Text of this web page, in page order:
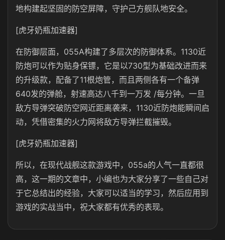
地构建起坚固的防空屏障，守护己方舰队地安全。
[虎牙奶瓶加速器]
在防御层面，055A构建了多层次的防御体系。1130近
防炮可以作为贴身保镖，它是以730型为基础改进而来
的升级款，配备了11根炮管，而且两侧各有一个备弹
640发的弹舱，射速高达八千到一万发 /每分钟。一旦
敌方导弹突破防空网近距离袭来，1130近防炮能瞬间启
动，凭借密集的火力网将敌方导弹拦截摧毁。
[虎牙奶瓶加速器]
所以，在现代战舰这款游戏中，055a的人气一直都很
高，这一期的文章中，小编也为大家分享了一些自己对
于它总结出的经验，大家可以适当的学习，然后应用到
游戏的实战当中，祝大家都有优秀的表现。